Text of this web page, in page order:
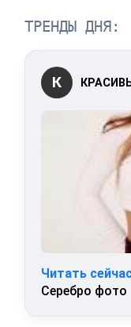
ТРЕНДЫ ДНЯ:
К
Читать
Серебро фото